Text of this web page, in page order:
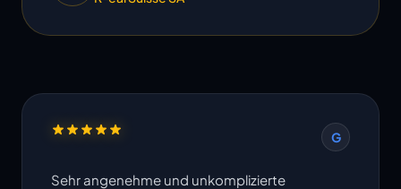
G
Sehr angenehme und unkomplizierte